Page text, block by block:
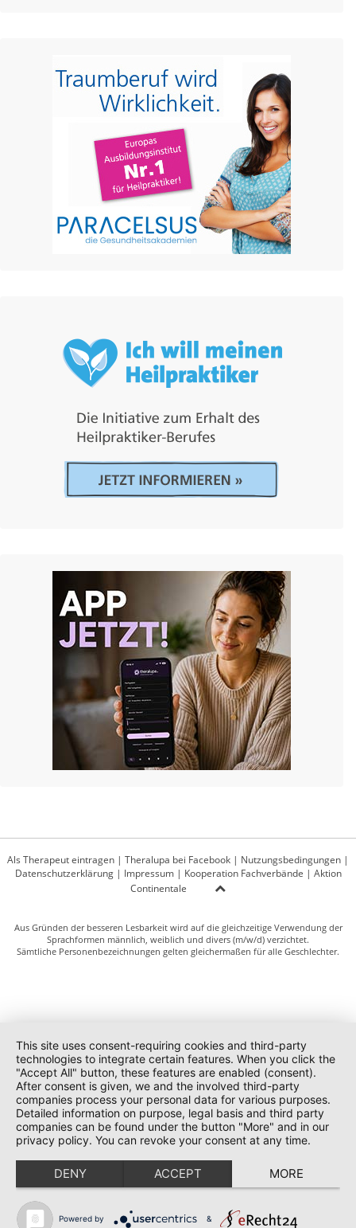
Als Therapeut eintragen | Theralupa bei Facebook | Nutzungsbedingungen |
Datenschutzerklärung| Impressum| Kooperation Fachverbände | Aktion
Continentale
Aus Gründen der besseren Lesbarkeit wird auf die gleichzeitige Verwendung der
Sprachformen männlich, weiblich und divers (m/w/d) verzichtet.
Sämtliche Personenbezeichnungen gelten gleichermaßen für alle Geschlechter.
This site uses consent-requiring cookies and third-party
technologies to integrate certain features. When you click the
"Accept All" button, these features are enabled (consent).
After consent is given, we and the involved third-party
companies process your personal data for various purposes.
Detailed information on purpose, legal basis and third party
companies can be found under the button "More" and in our
privacy policy. You can revoke your consent at any time.
DENY ACCEPT MORE
Powered by &